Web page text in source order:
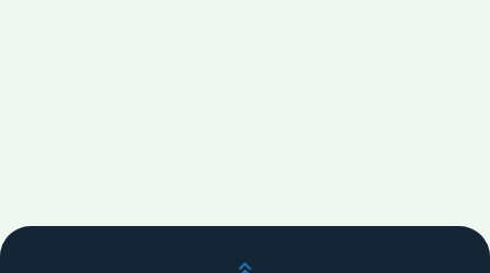
قم بالتمرير لأعلى